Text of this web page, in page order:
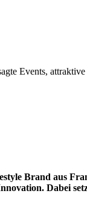
Events,
Brand aus
Dabei